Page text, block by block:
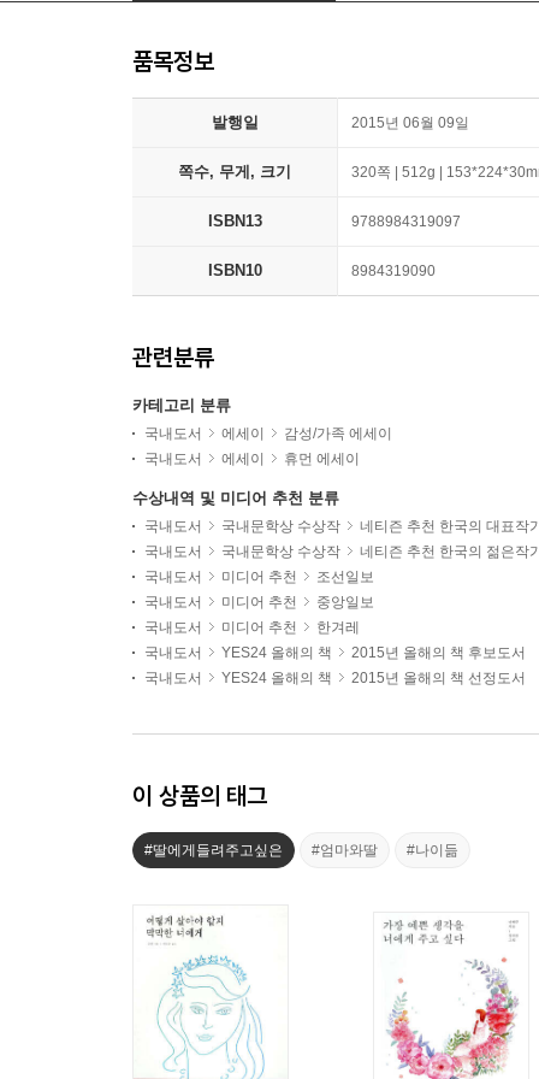
품목정보
발행일 2015년 06월 09일
쪽수, 무게, 크기 320쪽 | 512g |
ISBN13 9788984319097
ISBN10 8984319090
관련분류
카테고리 분류
국내도서 에세이
감성/가족 에세이
국내도서
에세이 휴먼 에세이
수상내역 및 미디어 추천 분류
국내도서 국내문학상 수상작
네티즌 추천 한국의 대표작
국내도서
국내문학상 수상작
네티즌 추천 한국의 젊은작
국내도서
미디어 추천
조선일보
국내도서
미디어 추천
중앙일보
국내도서
미디어 추천
한겨레
국내도서
YES24 올해의 책
2015년 올해의 책 후보도서
국내도서
YES24 올해의 책 2015년 올해의 책 선정도서
이 상품의 태그
#딸에게들려주고싶은 #엄마와딸 #나이듦